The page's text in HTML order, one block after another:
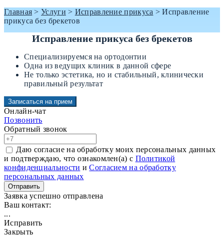
Главная >Услуги > Исправление прикуса >Исправление
прикуса без брекетов
Исправление прикуса без брекетов
Специализируемся на ортодонтии
Одна из ведущих клиник в данной сфере
Не только эстетика, но и стабильный, клинически
правильный результат
Записаться на прием
Онлайн-чат
Позвонить
Обратный звонок
Даю согласие на обработку моих персональных данных
и подтверждаю, что ознакомлен(а) с Политикой
конфиденциальности иСогласием на обработку
персональных данных
Отправить
Заявка успешно отправлена
Ваш контакт:
...
Исправить
Закрыть